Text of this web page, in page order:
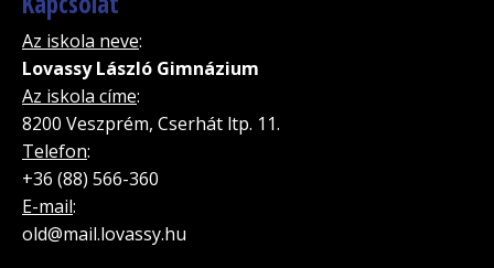
Az iskola neve:
Lovassy László Gimnázium
Az iskola címe:
8200 Veszprém, Cserhát ltp. 11.
Telefon:
+36 (88) 566-360
E-mail:
old@mail.lovassy.hu